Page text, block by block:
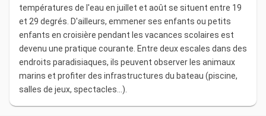
températures de l'eau en juillet et août se situent entre 19
et 29 degrés. D'ailleurs, emmener ses enfants ou petits
enfants en croisière pendant les vacances scolaires est
devenu une pratique courante. Entre deux escales dans des
endroits paradisiaques, ils peuvent observer les animaux
marins et profiter des infrastructures du bateau (piscine,
salles de jeux, spectacles...).